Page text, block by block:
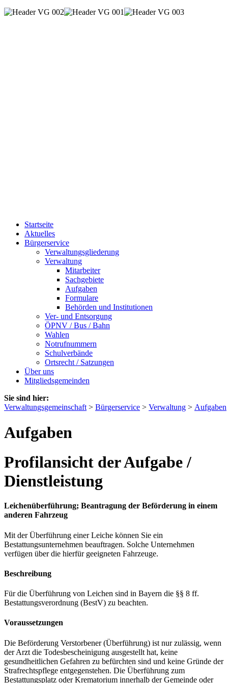
Startseite
Aktuelles
Bürgerservice
Verwaltungsgliederung
Verwaltung
Mitarbeiter
Sachgebiete
Aufgaben
Formulare
Behörden und Institutionen
Ver- und Entsorgung
ÖPNV / Bus / Bahn
Wahlen
Notrufnummern
Schulverbände
Ortsrecht / Satzungen
Über uns
Mitgliedsgemeinden
Sie sind hier:
Verwaltungsgemeinschaft > Bürgerservice > Verwaltung > Aufgaben
Aufgaben
Profilansicht der Aufgabe /
Dienstleistung
Leichenüberführung; Beantragung der Beförderung in einem
anderen Fahrzeug
Mit der Überführung einer Leiche können Sie ein
Bestattungsunternehmen beauftragen. Solche Unternehmen
verfügen über die hierfür geeigneten Fahrzeuge.
Beschreibung
Für die Überführung von Leichen sind in Bayern die §§ 8 ff.
Bestattungsverordnung (BestV) zu beachten.
Voraussetzungen
Die Beförderung Verstorbener (Überführung) ist nur zulässig, wenn
der Arzt die Todesbescheinigung ausgestellt hat, keine
gesundheitlichen Gefahren zu befürchten sind und keine Gründe der
Strafrechtspflege entgegenstehen. Die Überführung zum
Bestattungsplatz oder Krematorium innerhalb der Gemeinde oder